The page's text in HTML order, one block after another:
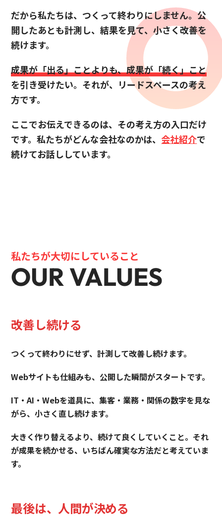
だから私たちは、つくって終わりにしません。公
開したあとも計測し、結果を見て、小さく改善を
続けます。
成果が「出る」ことよりも、成果が「続く」こと
を引き受けたい。それが、リードスペースの考え
方です。
ここでお伝えできるのは、その考え方の入口だけ
です。私たちがどんな会社なのかは、 会社紹介で
続けてお話ししています。
私たちが大切にしていること
OUR VALUES
改善し続ける
つくって終わりにせず、計測して改善し続けます。
Webサイトも仕組みも、公開した瞬間がスタートです。
IT・AI・Webを道具に、集客・業務・関係の数字を見な
がら、小さく直し続けます。
大きく作り替えるより、続けて良くしていくこと。それ
が成果を続かせる、いちばん確実な方法だと考えていま
す。
最後は、人間が決める